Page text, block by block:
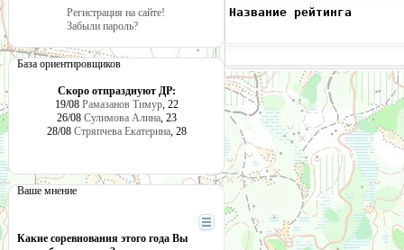
Регистрация на сайте!
Забыли пароль?
База ориентировщиков
Скоро отпразднуют ДР:
19/08 Рамазанов Тимур, 22
26/08 Сулимова Алина, 23
28/08 Стряпчева Екатерина, 28
Ваше мнение
Какие соревнования этого года Вы
Название рейтинга